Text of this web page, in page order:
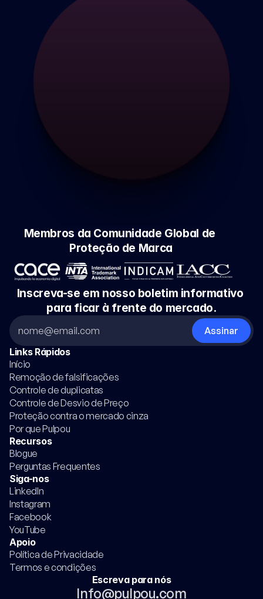
Membros da Comunidade Global de
Proteção de Marca
Links Rápidos
Início
Remoção de falsificações
Controle de duplicatas
Controle de Desvio de Preço
Proteção contra o mercado cinza
Por que Pulpou
Recursos
Blogue
Perguntas Frequentes
Siga-nos
LinkedIn
Instagram
Facebook
YouTube
Apoio
Política de Privacidade
Termos e condições
Inscreva-se em nosso boletim informativo
para ficar à frente do mercado.
Escreva para nós
Info@pulpou.com